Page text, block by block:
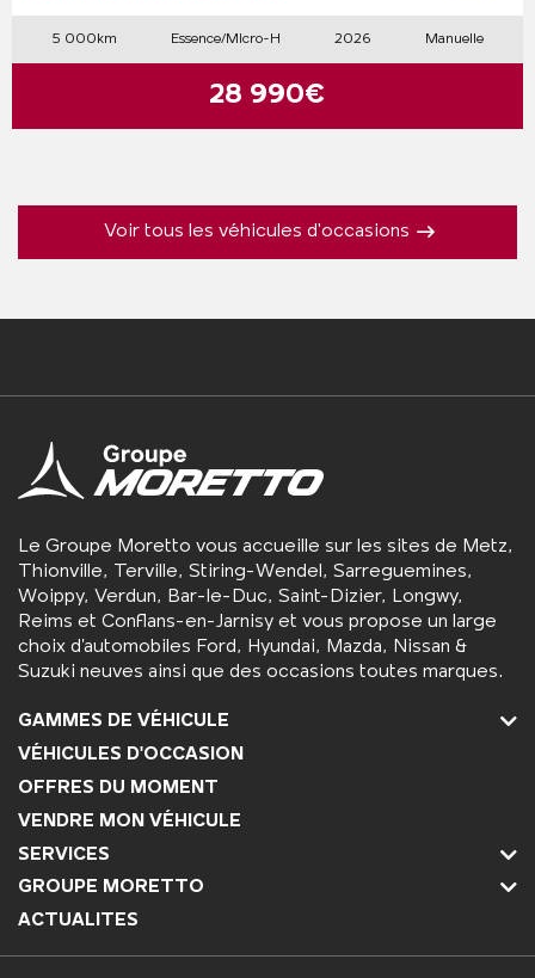
5 000km Essence/Micro-H 2026 Manuelle
28 990€
Voir tous les véhicules d'occasions
Le Groupe Moretto vous accueille sur les sites de Metz,
Thionville, Terville, Stiring-Wendel, Sarreguemines,
Woippy, Verdun, Bar-le-Duc, Saint-Dizier, Longwy,
Reims et Conflans-en-Jarnisy et vous propose un large
choix d’automobiles Ford, Hyundai, Mazda, Nissan &
Suzuki neuves ainsi que des occasions toutes marques.
GAMMES DE VÉHICULE
VÉHICULES D'OCCASION
OFFRES DU MOMENT
VENDRE MON VÉHICULE
SERVICES
GROUPE MORETTO
ACTUALITES